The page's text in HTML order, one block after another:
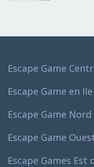
Escape Game
Escape Game en
Escape Game
Escape Game
Escape Games Est